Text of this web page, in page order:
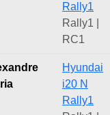
Rally1
Rally1 |
RC1
Hyundai
i20 N
Rally1